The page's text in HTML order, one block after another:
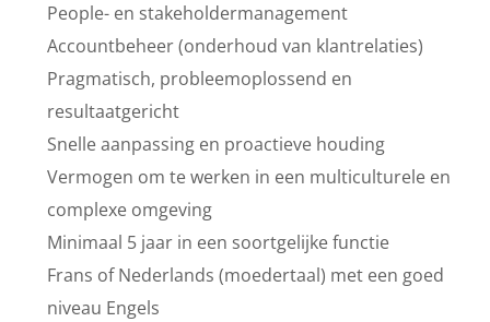
People- en stakeholdermanagement
Accountbeheer (onderhoud van klantrelaties)
Pragmatisch, probleemoplossend en
resultaatgericht
Snelle aanpassing en proactieve houding
Vermogen om te werken in een multiculturele en
complexe omgeving
Minimaal 5 jaar in een soortgelijke functie
Frans of Nederlands (moedertaal) met een goed
niveau Engels